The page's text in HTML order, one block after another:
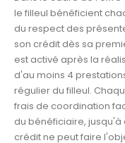
le filleul bénéficient
du respect des
son crédit dès sa
est activé après la
d'au moins 4
régulier du filleul.
frais de coordination
du bénéficiaire, jusqu'à
crédit ne peut faire